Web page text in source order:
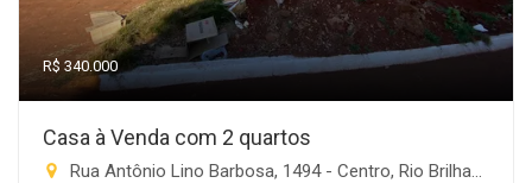
R$ 340.000
Casa à Venda com 2 quartos
Rua Antônio Lino Barbosa, 1494 - Centro, Rio Brilhante-MS